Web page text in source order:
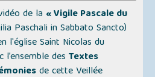
de la « Vigile Pascale du
Paschali in Sabbato Sancto)
l'église Saint Nicolas du
l’ensemble desTextes
de cette Veillée